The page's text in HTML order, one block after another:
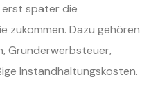
später die
zukommen. Dazu gehören
Grunderwerbsteuer,
Instandhaltungskosten.